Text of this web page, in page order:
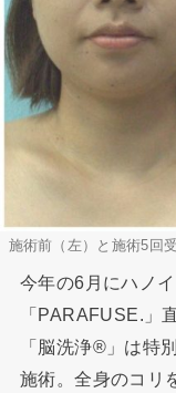
施術前（左）と施術5回
今年の6月にハノ
「PARAFUSE.」
「脳洗浄®」は特
施術。全身のコリ